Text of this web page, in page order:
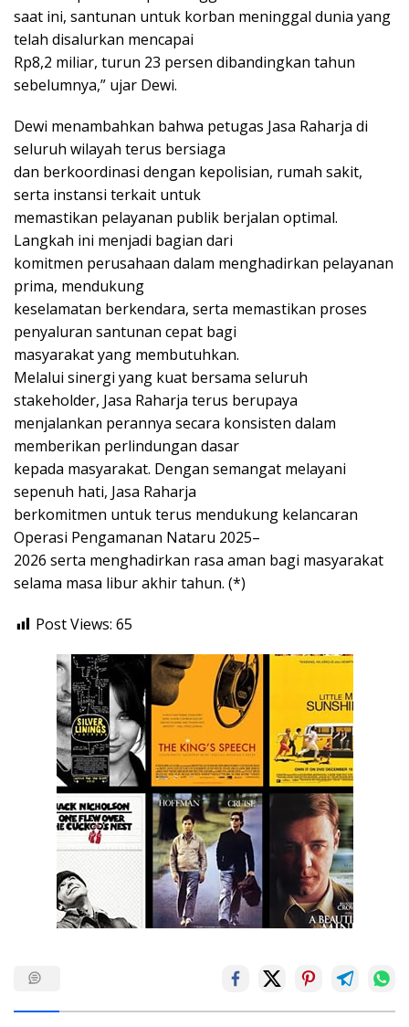
saat ini, santunan untuk korban meninggal dunia yang
telah disalurkan mencapai
Rp8,2 miliar, turun 23 persen dibandingkan tahun
sebelumnya,” ujar Dewi.
Dewi menambahkan bahwa petugas Jasa Raharja di
seluruh wilayah terus bersiaga
dan berkoordinasi dengan kepolisian, rumah sakit,
serta instansi terkait untuk
memastikan pelayanan publik berjalan optimal.
Langkah ini menjadi bagian dari
komitmen perusahaan dalam menghadirkan pelayanan
prima, mendukung
keselamatan berkendara, serta memastikan proses
penyaluran santunan cepat bagi
masyarakat yang membutuhkan.
Melalui sinergi yang kuat bersama seluruh
stakeholder, Jasa Raharja terus berupaya
menjalankan perannya secara konsisten dalam
memberikan perlindungan dasar
kepada masyarakat. Dengan semangat melayani
sepenuh hati, Jasa Raharja
berkomitmen untuk terus mendukung kelancaran
Operasi Pengamanan Nataru 2025–
2026 serta menghadirkan rasa aman bagi masyarakat
selama masa libur akhir tahun. (*)
Post Views: 65